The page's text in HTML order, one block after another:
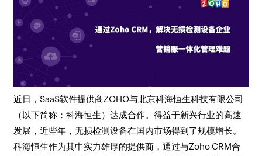
近日，SaaS软件提供商ZOHO与北京科海恒生科技有限公司
（以下简称：科海恒生）达成合作。得益于新兴行业的高速
发展，近些年，无损检测设备在国内市场得到了规模增长。
科海恒生作为其中实力雄厚的提供商，通过与Zoho CRM合